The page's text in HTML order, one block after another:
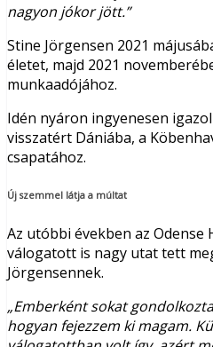
nagyon jókor jött.”
Stine Jörgensen 2021
életet, majd 2021
munkaadójához.
Idén nyáron ingyenesen
visszatért Dániába, a
csapatához.
Új szemmel látja a múltat
Az utóbbi években az Odense
válogatott is nagy utat tett
Jörgensennek.
„Emberként sokat
hogyan fejezzem ki magam.